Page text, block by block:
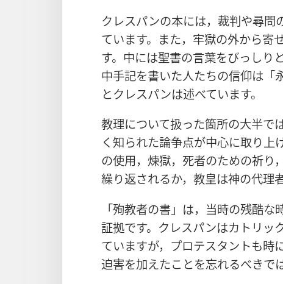
クレスパンの本には，裁判や尋
ています。また，牢獄の外から寄
す。中には聖書の言葉をびっしり
中手記を書いた人たちの信仰は「
とクレスパンは述べています。
教理について扱った箇所の大半で
く知られた論争点が中心に取り上
の使用，煉獄，死者のための祈り
繰り返されるか，教皇は神の代理
「殉教者の書」は，当時の残酷
証拠です。クレスパンはカトリッ
ていますが，プロテスタントも時
迫害を加えたことを忘れるべきで